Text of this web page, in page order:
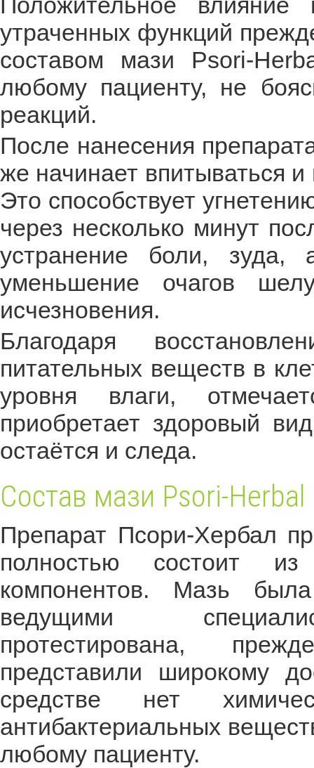
утраченных функций
составом мази Psori-
любому пациенту, не
реакций.
После нанесения
же начинает впитываться
Это способствует
через несколько минут
устранение боли, зуда,
уменьшение очагов
исчезновения.
Благодаря
питательных веществ в
уровня влаги,
приобретает здоровый
остаётся и следа.
Состав мази Psori-Herbal
Препарат Псори-Хербал
полностью состоит из
компонентов. Мазь
ведущими
протестирована,
представили широкому
средстве нет
антибактериальных
любому пациенту.